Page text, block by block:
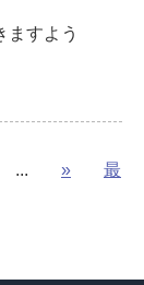
ますよう
... »
最